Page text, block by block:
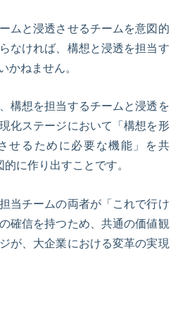
ムと浸透させるチームを意図的
なければ、構想と浸透を担当す
かねません。
構想を担当するチームと浸透を
化ステージにおいて「構想を形
せるために必要な機能」を共
的に作り出すことです。
当チームの両者が「これで行け
確信を持つため、共通の価値観
が、大企業における変革の実現